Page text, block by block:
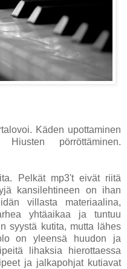
Käden upottaminen
pörröttäminen.
Pelkät mp3't eivät riitä
kansilehtineen on ihan
villasta materiaalina,
yhtäaikaa ja tuntuu
syystä kutita, mutta lähes
on yleensä huudon ja
lihaksia hierottaessa
ja jalkapohjat kutiavat